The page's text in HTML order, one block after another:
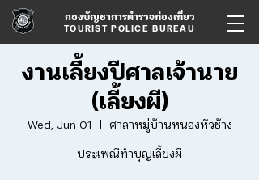
กองบัญชาการตำรวจท่องเที่ยว
TOURIST POLICE BUREAU
งานเลี้ยงปีศาลเจ้านาย
(เลี้ยงผี)
Wed, Jun 01 ศาลาหมู่บ้านหนองหัวช้าง
ประเพณีทำบุญเลี้ยงผี